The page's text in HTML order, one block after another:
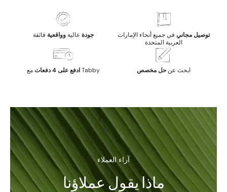
جودة عالية وواقعية فائقة توصيل مجاني في جميع أنحاء الإمارات
العربية المتحدة
ادفع على 4 دفعات مع Tabby ابحث عن حل مخصص
آراء العملاء
ماذا يقول عملاؤنا